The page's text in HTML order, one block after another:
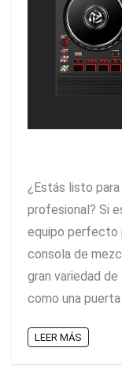
¿Estás listo
profesional? Si
equipo perfecto
consola de
gran variedad
como una
LEER MÁS